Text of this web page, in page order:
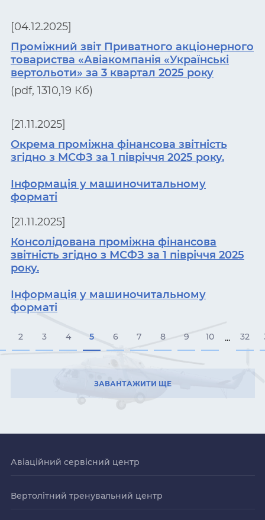
[04.12.2025]
Проміжний звіт Приватного акціонерного
товариства «Авіакомпанія «Українські
вертольоти» за 3 квартал 2025 року
(pdf, 1310,19 Кб)
[21.11.2025]
Окрема проміжна фінансова звітність
згідно з МСФЗ за 1 півріччя 2025 року.
Інформація у машиночитальному
форматі
[21.11.2025]
Консолідована проміжна фінансова
звітність згідно з МСФЗ за 1 півріччя 2025
року.
Інформація у машиночитальному
форматі
2 3 4 5 6 7 8 9 10 ... 32
ЗАВАНТАЖИТИ ЩЕ
Авіаційний сервісний центр
Вертолітний тренувальний центр